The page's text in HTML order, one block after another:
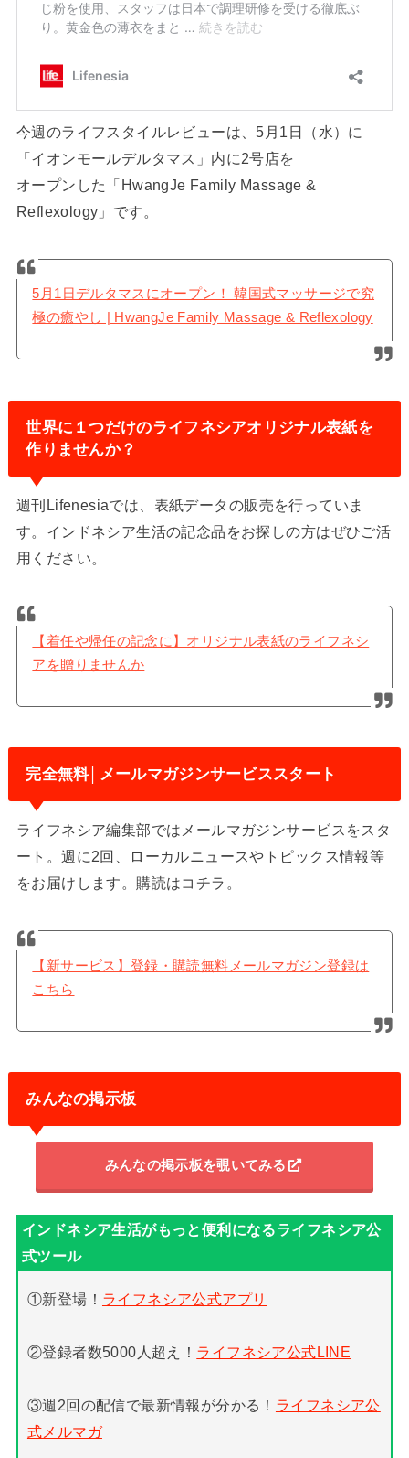
今週のライフスタイルレビューは、5月1日（水）に
「イオンモールデルタマス」内に2号店を
オープンした「HwangJe Family Massage &
Reflexology」です。
5月1日デルタマスにオープン！ 韓国式マッサージで究
極の癒やし | HwangJe Family Massage & Reflexology
世界に１つだけのライフネシアオリジナル表紙を
作りませんか？
週刊Lifenesiaでは、表紙データの販売を行っていま
す。インドネシア生活の記念品をお探しの方はぜひご活
用ください。
【着任や帰任の記念に】オリジナル表紙のライフネシ
アを贈りませんか
完全無料│メールマガジンサービススタート
ライフネシア編集部ではメールマガジンサービスをスタ
ート。週に2回、ローカルニュースやトピックス情報等
をお届けします。購読はコチラ。
【新サービス】登録・購読無料メールマガジン登録は
こちら
みんなの掲示板
みんなの掲示板を覗いてみる
①新登場！ ライフネシア公式アプリ
②登録者数5000人超え！ ライフネシア公式LINE
③週2回の配信で最新情報が分かる！ ライフネシア公
式メルマガ